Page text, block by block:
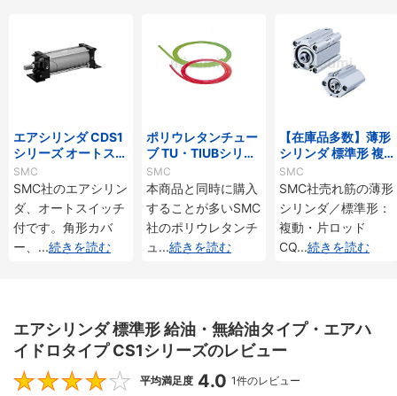
エアシリンダ CDS1
シリーズ オートスイ
ッチ付
SMC
SMC社のエアシリン
ダ、オートスイッチ
付です。角形カバ
ー、 ...続きを読む
ポリウレタンチュー
ブ TU・TIUBシリー
ズ
SMC
本商品と同時に購入
することが多いSMC
社のポリウレタンチ
ュ ...続きを読む
【在庫品多数】薄形
シリンダ 標準形 複
動・片ロッド CQ2
シリーズ
SMC
SMC社売れ筋の薄形
シリンダ／標準形：
複動・片ロッド
CQ...続きを読む
エアシリンダ 標準形 給油・無給油タイプ・エアハ
イドロタイプ CS1シリーズのレビュー
4
平均満足度 4.0 1件のレビュー